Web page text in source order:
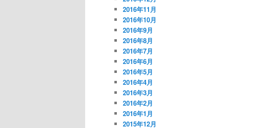
2016年11月
2016年10月
2016年9月
2016年8月
2016年7月
2016年6月
2016年5月
2016年4月
2016年3月
2016年2月
2016年1月
2015年12月